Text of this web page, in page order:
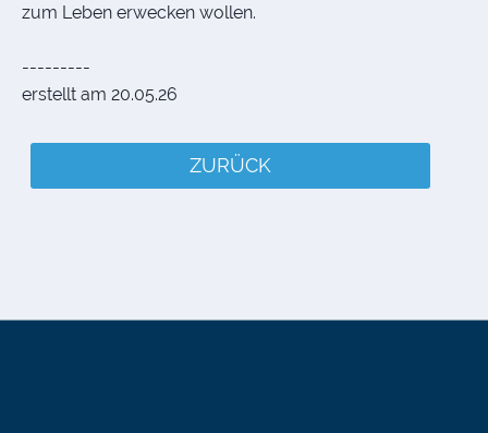
zum Leben erwecken wollen.
---------
erstellt am 20.05.26
ZURÜCK